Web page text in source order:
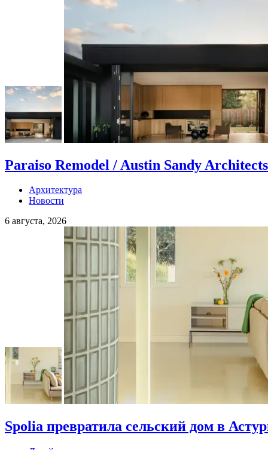
Paraiso Remodel / Austin Sandy Architects
Архитектура
Новости
6 августа, 2026
Spolia превратила сельский дом в